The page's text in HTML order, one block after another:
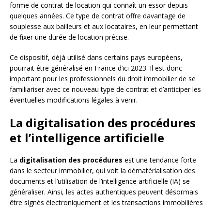
forme de contrat de location qui connaît un essor depuis
quelques années. Ce type de contrat offre davantage de
souplesse aux bailleurs et aux locataires, en leur permettant
de fixer une durée de location précise.
Ce dispositif, déjà utilisé dans certains pays européens,
pourrait être généralisé en France d’ici 2023. Il est donc
important pour les professionnels du droit immobilier de se
familiariser avec ce nouveau type de contrat et d’anticiper les
éventuelles modifications légales à venir.
La digitalisation des procédures
et l’intelligence artificielle
La digitalisation des procédures est une tendance forte
dans le secteur immobilier, qui voit la dématérialisation des
documents et l’utilisation de l’intelligence artificielle (IA) se
généraliser. Ainsi, les actes authentiques peuvent désormais
être signés électroniquement et les transactions immobilières